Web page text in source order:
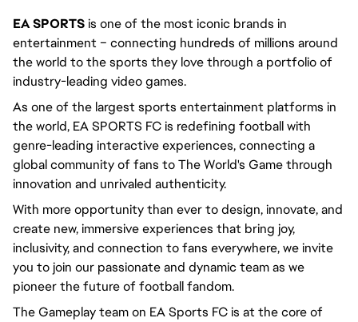
EA SPORTSis one of the most iconic brands in
entertainment – connecting hundreds of millions around
the world to the sports they love through a portfolio of
industry-leading video games.
As one of the largest sports entertainment platforms in
the world, EA SPORTS FC is redefining football with
genre-leading interactive experiences, connecting a
global community of fans to The World's Game through
innovation and unrivaled authenticity.
With more opportunity than ever to design, innovate, and
create new, immersive experiences that bring joy,
inclusivity, and connection to fans everywhere, we invite
you to join our passionate and dynamic team as we
pioneer the future of football fandom.
The Gameplay team on EA Sports FC is at the core of